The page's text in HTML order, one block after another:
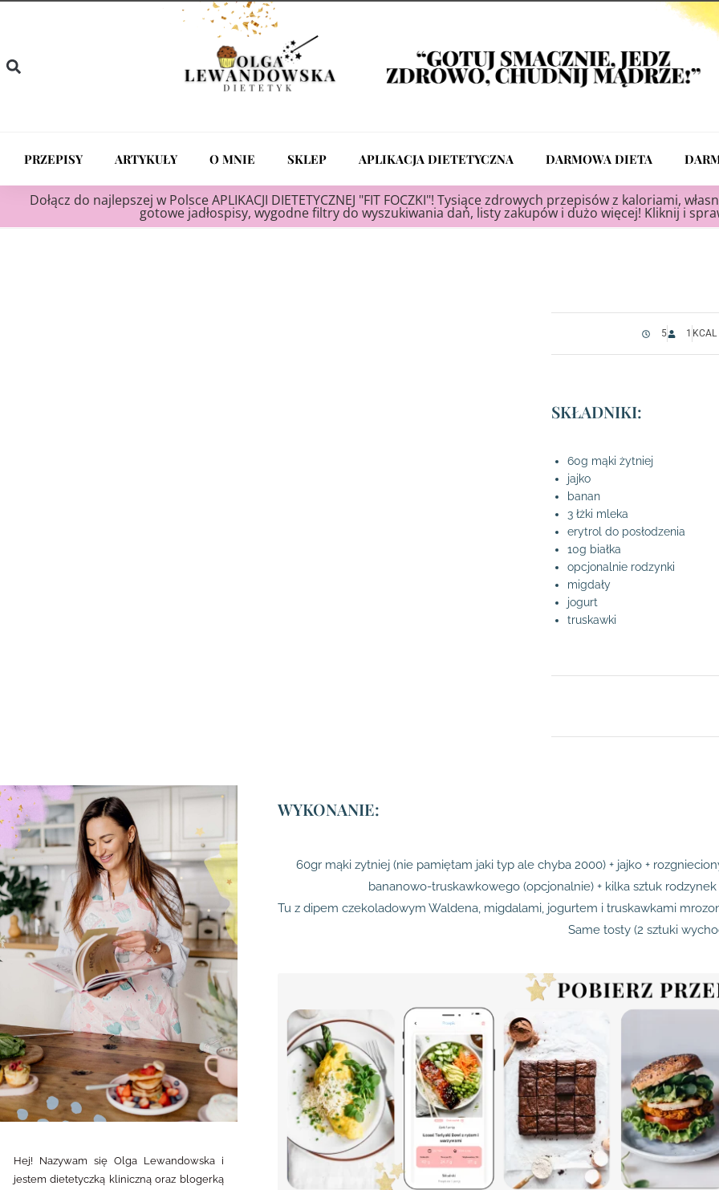
PRZEPISY ARTYKUŁY O MNIE SKLEP APLIKACJA DIETETYCZNA DARMOWA DIETA
Dołącz do najlepszej w Polsce APLIKACJI DIETETYCZNEJ "FIT FOCZKI"! Tysiące zdrowych przepisów z kaloriami,
gotowe jadłospisy, wygodne filtry do wyszukiwania dań, listy zakupów i dużo więcej! Kliknij i
5 1
SKŁADNIKI:
60g mąki żytniej
jajko
banan
3 łżki mleka
erytrol do posłodzenia
10g białka
opcjonalnie rodzynki
migdały
jogurt
truskawki
Hej! Nazywam się Olga Lewandowska i
jestem dietetyczką kliniczną oraz blogerką
WYKONANIE:
60gr mąki zytniej (nie pamiętam jaki typ ale chyba 2000) + jajko +
bananowo-truskawkowego (opcjonalnie) + kilka sztuk
Tu z dipem czekoladowym Waldena, migdalami, jogurtem i truskawkami
Same tosty (2 sztuki